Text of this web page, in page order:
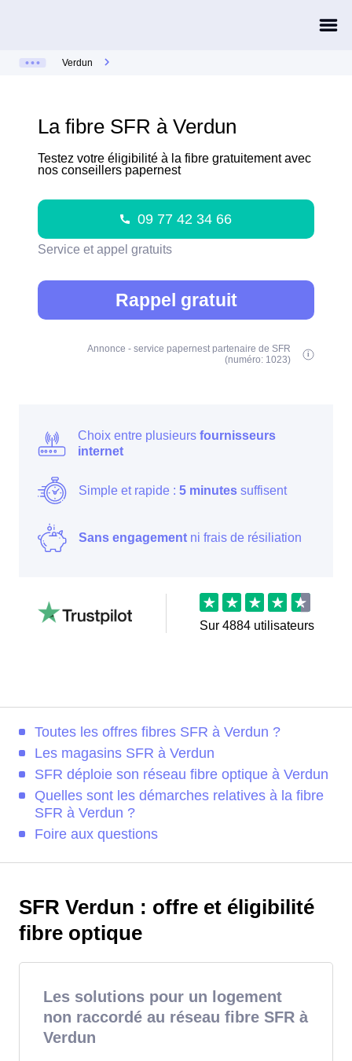
Verdun
La fibre SFR à Verdun
Testez votre éligibilité à la fibre gratuitement avec
nos conseillers papernest
09 77 42 34 66
Service et appel gratuits
Rappel gratuit
Choix entre plusieurs fournisseurs
internet
Simple et rapide : 5 minutes suffisent
Sans engagement ni frais de résiliation
Sur 4884 utilisateurs
Annonce - service papernest partenaire de SFR
(numéro: 1023)
Toutes les offres fibres SFR à Verdun ?
Les magasins SFR à Verdun
SFR déploie son réseau fibre optique à Verdun
Quelles sont les démarches relatives à la fibre
SFR à Verdun ?
Foire aux questions
SFR Verdun : offre et éligibilité
fibre optique
Les solutions pour un logement
non raccordé au réseau fibre SFR à
Verdun